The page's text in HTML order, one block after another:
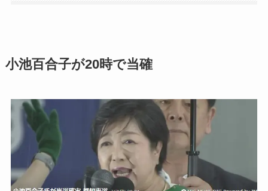
小池百合子が20時で当確